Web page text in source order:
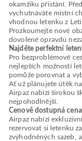
okamžiku přistání.
vychutnáváte místní
vhodnou letenku z
Prozkoumejte nové
dovolené opravdu
Najděte perfektní
Pro bezproblémové
nejlepších možností
pomůže porovnat a
Ať už plánujete útěk
Airpaz nabízí širokou
nejpohodlnější.
Cenově dostupná
Airpaz nabízí
rezervovat si letenku
zvýhodněných sazeb,